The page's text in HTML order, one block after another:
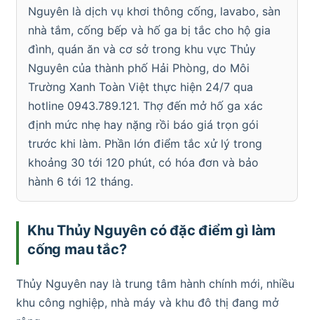
Nguyên là dịch vụ khơi thông cống, lavabo, sàn
nhà tắm, cống bếp và hố ga bị tắc cho hộ gia
đình, quán ăn và cơ sở trong khu vực Thủy
Nguyên của thành phố Hải Phòng, do Môi
Trường Xanh Toàn Việt thực hiện 24/7 qua
hotline 0943.789.121. Thợ đến mở hố ga xác
định mức nhẹ hay nặng rồi báo giá trọn gói
trước khi làm. Phần lớn điểm tắc xử lý trong
khoảng 30 tới 120 phút, có hóa đơn và bảo
hành 6 tới 12 tháng.
Khu Thủy Nguyên có đặc điểm gì làm
cống mau tắc?
Thủy Nguyên nay là trung tâm hành chính mới, nhiều
khu công nghiệp, nhà máy và khu đô thị đang mở